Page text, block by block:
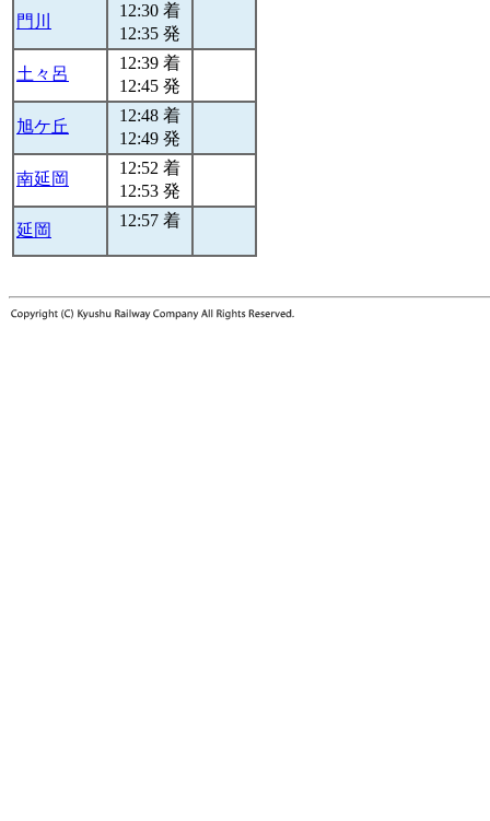
門川
12:30 着
12:35 発
土々呂
12:39 着
12:45 発
旭ケ丘
12:48 着
12:49 発
南延岡
12:52 着
12:53 発
延岡
12:57 着